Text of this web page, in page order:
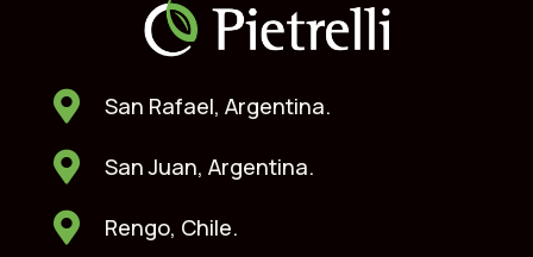
San Rafael, Argentina.
San Juan, Argentina.
Rengo, Chile.